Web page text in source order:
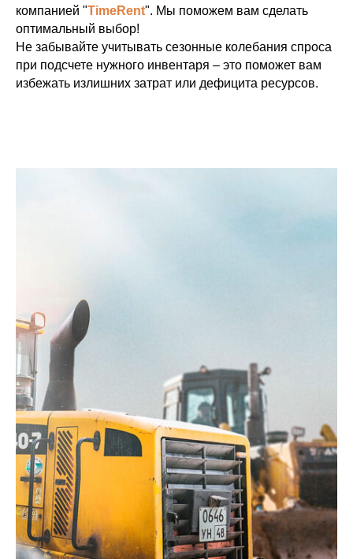
компанией "TimeRent". Мы поможем вам сделать
оптимальный выбор!
Не забывайте учитывать сезонные колебания спроса
при подсчете нужного инвентаря – это поможет вам
избежать излишних затрат или дефицита ресурсов.